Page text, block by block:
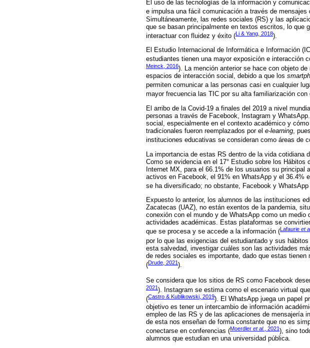
El uso de las tecnologías de la información y
e impulsa una fácil comunicación a través de
Simultáneamente, las redes sociales (RS) y las
que se basan principalmente en textos escritos, lo que
interactuar con fluidez y éxito (Li & Yang, 2018).
El Estudio Internacional de Informática e Información
estudiantes tienen una mayor exposición e interacción
Meinck, 2016). La mención anterior se hace con objeto
espacios de interacción social, debido a que los
permiten comunicar a las personas casi en cualquier
mayor frecuencia las TIC por su alta familiarización con
El arribo de la Covid-19 a finales del 2019 a nivel
personas a través de Facebook, Instagram y
social, especialmente en el contexto académico y
tradicionales fueron reemplazados por el e-learning ,
instituciones educativas se consideran como áreas de
La importancia de estas RS dentro de la vida cotidiana
Como se evidencia en el 17° Estudio sobre los
Internet MX, para el 66.1% de los usuarios su
activos en Facebook, el 91% en WhatsApp y el 36.4%
se ha diversificado; no obstante, Facebook y
Expuesto lo anterior, los alumnos de las instituciones
Zacatecas (UAZ), no están exentos de la pandemia,
conexión con el mundo y de WhatsApp como un
actividades académicas. Estas plataformas se
que se procesa y se accede a la información (Lafaurie et
por lo que las exigencias del estudiantado y sus
esta salvedad, investigar cuáles son las actividades
de redes sociales es importante, dado que estas
(Drude, 2021).
Se considera que los sitios de RS como Facebook
2021). Instagram se estima como el escenario virtual
(Castro & Kublikowski, 2019). El WhatsApp juega un papel
objetivo es tener un intercambio de información
empleo de las RS y de las aplicaciones de mensajería
de esta nos enseñan de forma constante que no es
conectarse en conferencias (Moerdler et al. , 2021), sino
alumnos que estudian en una universidad pública.